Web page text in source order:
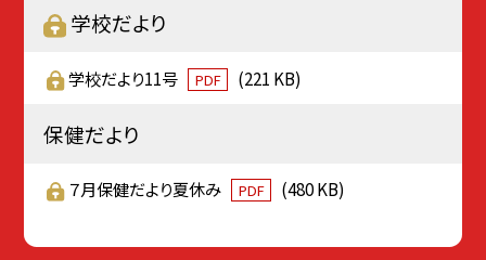
学校だより
学校だより11号 PDF (221 KB)
保健だより
７月保健だより夏休み PDF (480 KB)